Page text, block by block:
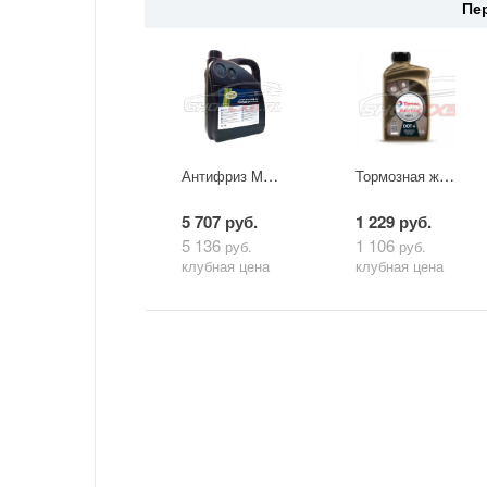
Антифриз Mazda Long Life FL-22 5л.
5 707 руб.
5 136 руб.
клубная цена
Тормозная жидкость Total HBF Dot4 0.5л
1 229 руб.
1 106 руб.
клубная цена